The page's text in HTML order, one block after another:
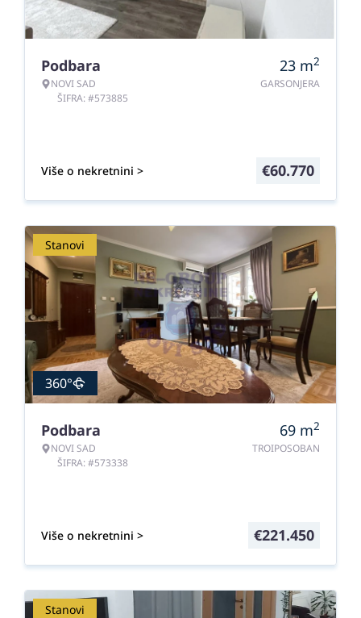
Podbara
NOVI SAD
ŠIFRA: #573885
23 m2
GARSONJERA
Više o nekretnini > €60.770
Stanovi
360°
Podbara
NOVI SAD
ŠIFRA: #573338
69 m2
TROIPOSOBAN
Više o nekretnini > €221.450
Stanovi